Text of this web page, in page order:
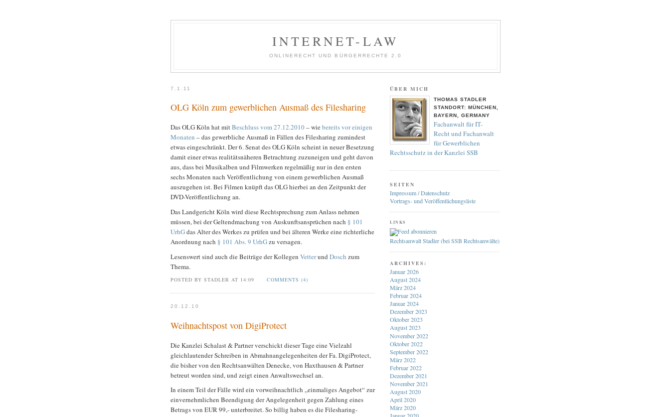
INTERNET-LAW
ONLINERECHT UND BÜRGERRECHTE 2.0
7.1.11
OLG Köln zum gewerblichen Ausmaß des Filesharing
Das OLG Köln hat mitBeschluss vom 27.12.2010– wiebereits vor einigen
Monaten – das gewerbliche Ausmaß in Fällen des Filesharing zumindest
etwas eingeschränkt. Der 6. Senat des OLG Köln scheint in neuer Besetzung
damit einer etwas realitätsnäheren Betrachtung zuzuneigen und geht davon
aus, dass bei Musikalben und Filmwerken regelmäßig nur in den ersten
sechs Monaten nach Veröffentlichung von einem gewerblichen Ausmaß
auszugehen ist. Bei Filmen knüpft das OLG hierbei an den Zeitpunkt der
DVD-Veröffentlichung an.
Das Landgericht Köln wird diese Rechtsprechung zum Anlass nehmen
müssen, bei der Geltendmachung von Auskunftsansprüchen nach § 101
UrhGdas Alter des Werkes zu prüfen und bei älteren Werke eine richterliche
Anordnung nach § 101 Abs. 9 UrhGzu versagen.
Lesenswert sind auch die Beiträge der Kollegen Vetterund Dosch zum
Thema.
POSTED BY STADLER AT 14:09 COMMENTS (4)
20.12.10
Weihnachtspost von DigiProtect
Die Kanzlei Schalast & Partner verschickt dieser Tage eine Vielzahl
gleichlautender Schreiben in Abmahnangelegenheiten der Fa. DigiProtect,
die bisher von den Rechtsanwälten Denecke, von Haxthausen & Partner
betreut worden sind, und zeigt einen Anwaltswechsel an.
In einem Teil der Fälle wird ein vorweihnachtlich „einmaliges Angebot“ zur
einvernehmlichen Beendigung der Angelegenheit gegen Zahlung eines
Betrags von EUR 99,- unterbreitet. So billig haben es die Filesharing-
ÜBER MICH
THOMAS STADLER
STANDORT: MÜNCHEN,
BAYERN, GERMANY
Fachanwalt für IT-
Recht und Fachanwalt
für Gewerblichen
Rechtsschutz in der Kanzlei SSB
SEITEN
Impressum / Datenschutz
Vortrags- und Veröffentlichungsliste
LINKS
Rechtsanwalt Stadler (bei SSB Rechtsanwälte)
ARCHIVES:
Januar 2026
August 2024
März 2024
Februar 2024
Januar 2024
Dezember 2023
Oktober 2023
August 2023
November 2022
Oktober 2022
September 2022
März 2022
Februar 2022
Dezember 2021
November 2021
August 2020
April 2020
März 2020